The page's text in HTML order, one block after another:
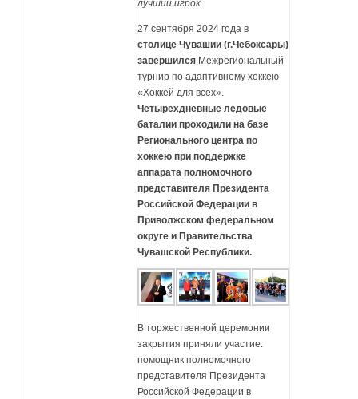
лучший игрок
27 сентября 2024 года в
столице Чувашии (г.Чебоксары)
завершился Межрегиональный
турнир по адаптивному хоккею
«Хоккей для всех».
Четырехдневные ледовые
баталии проходили на базе
Регионального центра по
хоккею при поддержке
аппарата полномочного
представителя Президента
Российской Федерации в
Приволжском федеральном
округе и Правительства
Чувашской Республики.
В торжественной церемонии
закрытия приняли участие:
помощник полномочного
представителя Президента
Российской Федерации в